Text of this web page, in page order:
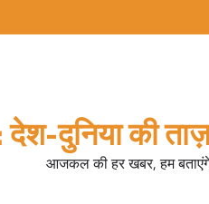
दुनिया की
आजकल की हर खबर, हम बताएंगे